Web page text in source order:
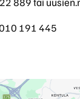
191 445